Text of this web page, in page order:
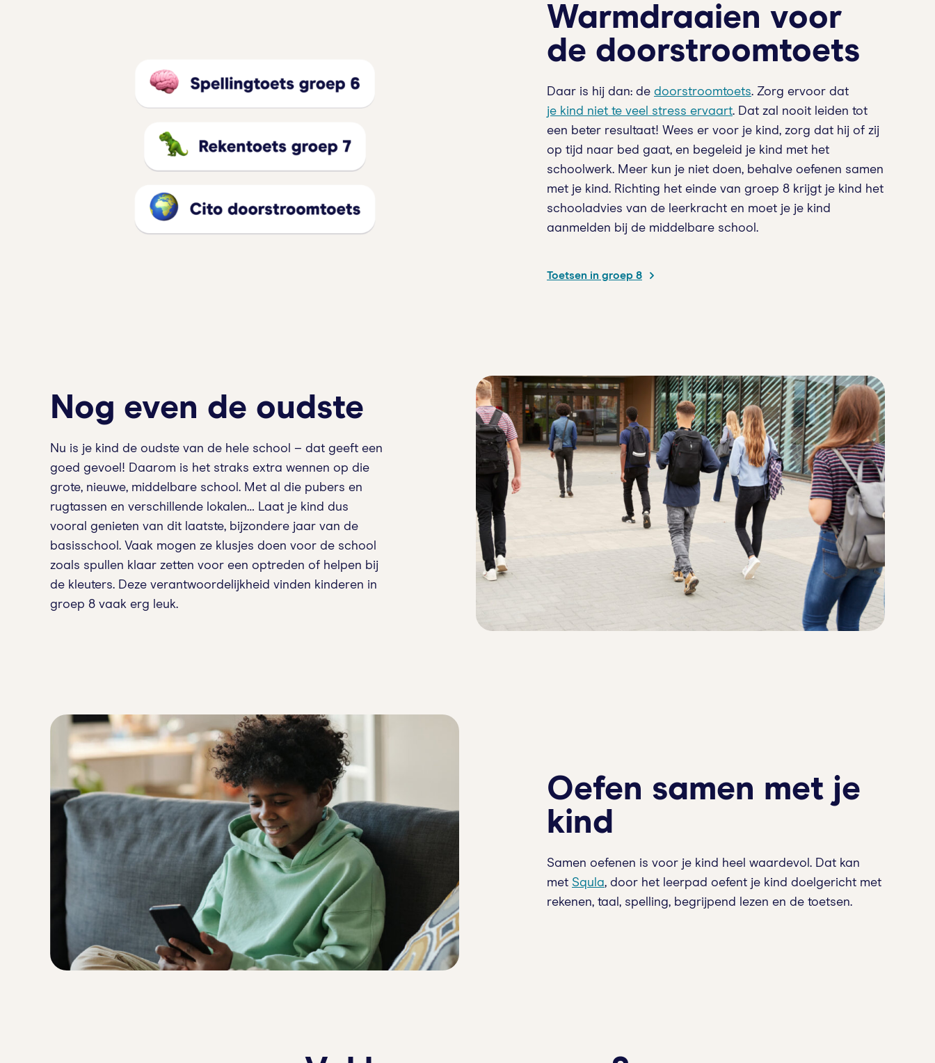
Warmdraaien voor
de doorstroomtoets
Daar is hij dan: de doorstroomtoets. Zorg ervoor dat
je kind niet te veel stress ervaart. Dat zal nooit leiden tot
een beter resultaat! Wees er voor je kind, zorg dat hij of zij
op tijd naar bed gaat, en begeleid je kind met het
schoolwerk. Meer kun je niet doen, behalve oefenen samen
met je kind. Richting het einde van groep 8 krijgt je kind het
schooladvies van de leerkracht en moet je je kind
aanmelden bij de middelbare school.
Toetsen in groep 8
Nog even de oudste
Nu is je kind de oudste van de hele school – dat geeft een
goed gevoel! Daarom is het straks extra wennen op die
grote, nieuwe, middelbare school. Met al die pubers en
rugtassen en verschillende lokalen… Laat je kind dus
vooral genieten van dit laatste, bijzondere jaar van de
basisschool. Vaak mogen ze klusjes doen voor de school
zoals spullen klaar zetten voor een optreden of helpen bij
de kleuters. Deze verantwoordelijkheid vinden kinderen in
groep 8 vaak erg leuk.
Oefen samen met je
kind
Samen oefenen is voor je kind heel waardevol. Dat kan
met Squla, door het leerpad oefent je kind doelgericht met
rekenen, taal, spelling, begrijpend lezen en de toetsen.